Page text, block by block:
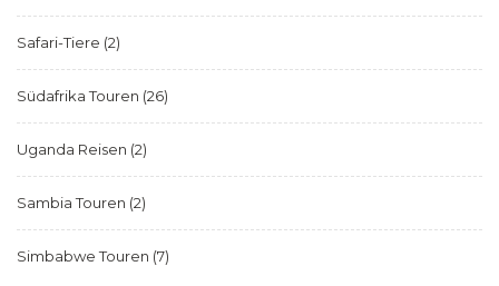
Safari-Tiere (2)
Südafrika Touren (26)
Uganda Reisen (2)
Sambia Touren (2)
Simbabwe Touren (7)